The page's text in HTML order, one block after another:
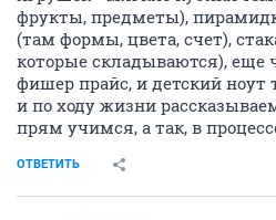
фрукты, предметы),
(там формы, цвета, счет),
которые складываются), еще
фишер прайс, и детский
и по ходу жизни
прям учимся, а так, в
ОТВЕТИТЬ